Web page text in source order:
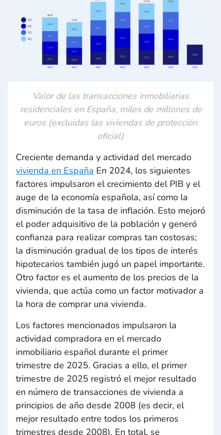
Valor de las transacciones inmobiliarias
residenciales en España, miles de millones de
euros (excluidas las viviendas de protección
oficial)
Creciente demanda y actividad del mercado
vivienda en España En 2024, los siguientes
factores impulsaron el crecimiento del PIB y el
auge de la economía española, así como la
disminución de la tasa de inflación. Esto mejoró
el poder adquisitivo de la población y generó
confianza para realizar compras tan costosas;
la disminución gradual de los tipos de interés
hipotecarios también jugó un papel importante.
Otro factor es el aumento de los precios de la
vivienda, que actúa como un factor motivador a
la hora de comprar una vivienda.
Los factores mencionados impulsaron la
actividad compradora en el mercado
inmobiliario español durante el primer
trimestre de 2025. Gracias a ello, el primer
trimestre de 2025 registró el mejor resultado
en número de transacciones de vivienda a
principios de año desde 2008 (es decir, el
mejor resultado entre todos los primeros
trimestres desde 2008). En total, se